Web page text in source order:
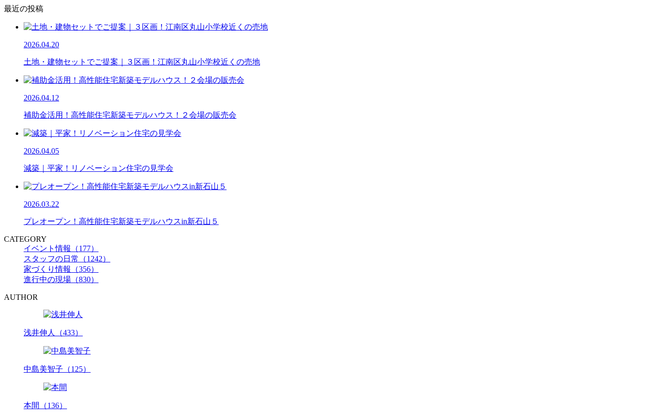
最近の投稿
2026.04.20
土地・建物セットでご提案｜３区画！江南区丸山小学校近くの売地
2026.04.12
補助金活用！高性能住宅新築モデルハウス！２会場の販売会
2026.04.05
減築｜平家！リノベーション住宅の見学会
2026.03.22
プレオープン！高性能住宅新築モデルハウスin新石山５
CATEGORY
イベント情報（177）
スタッフの日常（1242）
家づくり情報（356）
進行中の現場（830）
AUTHOR
浅井伸人（433）
中島美智子（125）
本間（136）